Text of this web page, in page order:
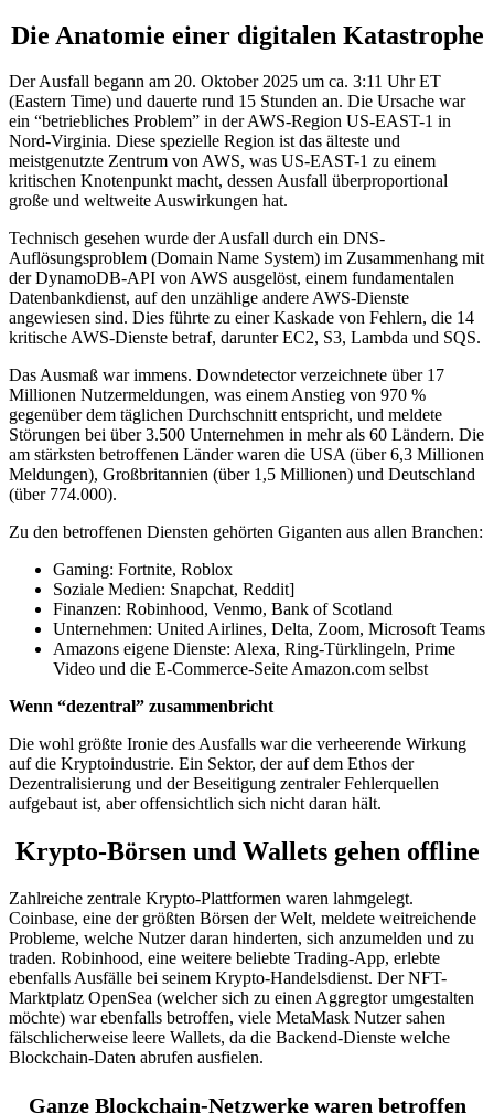
Die Anatomie einer digitalen Katastrophe
Der Ausfall begann am 20. Oktober 2025 um ca. 3:11 Uhr ET
(Eastern Time) und dauerte rund 15 Stunden an. Die Ursache war
ein “betriebliches Problem” in der AWS-Region US-EAST-1 in
Nord-Virginia. Diese spezielle Region ist das älteste und
meistgenutzte Zentrum von AWS, was US-EAST-1 zu einem
kritischen Knotenpunkt macht, dessen Ausfall überproportional
große und weltweite Auswirkungen hat.
Technisch gesehen wurde der Ausfall durch ein DNS-
Auflösungsproblem (Domain Name System) im Zusammenhang mit
der DynamoDB-API von AWS ausgelöst, einem fundamentalen
Datenbankdienst, auf den unzählige andere AWS-Dienste
angewiesen sind. Dies führte zu einer Kaskade von Fehlern, die 14
kritische AWS-Dienste betraf, darunter EC2, S3, Lambda und SQS.
Das Ausmaß war immens. Downdetector verzeichnete über 17
Millionen Nutzermeldungen, was einem Anstieg von 970 %
gegenüber dem täglichen Durchschnitt entspricht, und meldete
Störungen bei über 3.500 Unternehmen in mehr als 60 Ländern. Die
am stärksten betroffenen Länder waren die USA (über 6,3 Millionen
Meldungen), Großbritannien (über 1,5 Millionen) und Deutschland
(über 774.000).
Zu den betroffenen Diensten gehörten Giganten aus allen Branchen:
Gaming: Fortnite, Roblox
Soziale Medien: Snapchat, Reddit]
Finanzen: Robinhood, Venmo, Bank of Scotland
Unternehmen: United Airlines, Delta, Zoom, Microsoft Teams
Amazons eigene Dienste: Alexa, Ring-Türklingeln, Prime
Video und die E-Commerce-Seite Amazon.com selbst
Wenn “dezentral” zusammenbricht
Die wohl größte Ironie des Ausfalls war die verheerende Wirkung
auf die Kryptoindustrie. Ein Sektor, der auf dem Ethos der
Dezentralisierung und der Beseitigung zentraler Fehlerquellen
aufgebaut ist, aber offensichtlich sich nicht daran hält.
Krypto-Börsen und Wallets gehen offline
Zahlreiche zentrale Krypto-Plattformen waren lahmgelegt.
Coinbase, eine der größten Börsen der Welt, meldete weitreichende
Probleme, welche Nutzer daran hinderten, sich anzumelden und zu
traden. Robinhood, eine weitere beliebte Trading-App, erlebte
ebenfalls Ausfälle bei seinem Krypto-Handelsdienst. Der NFT-
Marktplatz OpenSea (welcher sich zu einen Aggregtor umgestalten
möchte) war ebenfalls betroffen, viele MetaMask Nutzer sahen
fälschlicherweise leere Wallets, da die Backend-Dienste welche
Blockchain-Daten abrufen ausfielen.
Ganze Blockchain-Netzwerke waren betroffen